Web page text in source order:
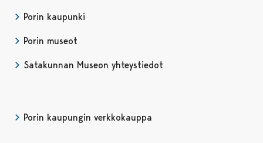
Porin kaupunki
Porin museot
Satakunnan Museon yhteystiedot
Porin kaupungin verkkokauppa